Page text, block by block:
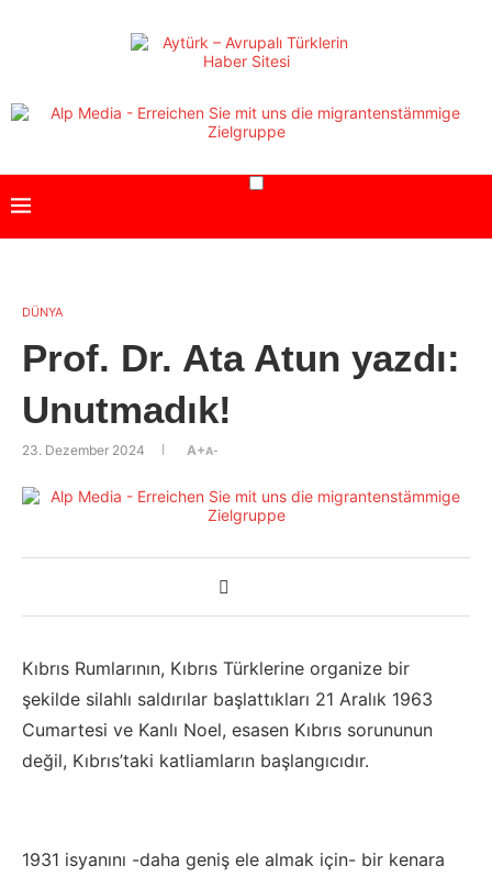
DÜNYA
Prof. Dr. Ata Atun yazdı:
Unutmadık!
23. Dezember 2024 A+A-
Kıbrıs Rumlarının, Kıbrıs Türklerine organize bir
şekilde silahlı saldırılar başlattıkları 21 Aralık 1963
Cumartesi ve Kanlı Noel, esasen Kıbrıs sorununun
değil, Kıbrıs’taki katliamların başlangıcıdır.
1931 isyanını -daha geniş ele almak için- bir kenara